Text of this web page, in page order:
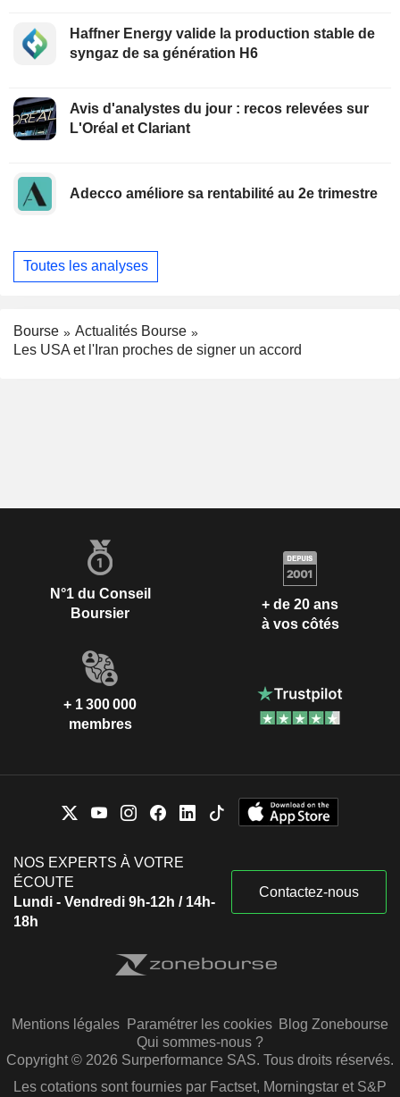
Haffner Energy valide la production stable de
syngaz de sa génération H6
Avis d'analystes du jour : recos relevées sur
L'Oréal et Clariant
Adecco améliore sa rentabilité au 2e trimestre
Toutes les analyses
Bourse
Actualités Bourse
Les USA et l'Iran proches de signer un accord
N°1 du Conseil
Boursier
+ de 20 ans
à vos côtés
+ 1 300 000
membres
NOS EXPERTS À VOTRE
ÉCOUTE
Lundi - Vendredi 9h-12h / 14h-
18h
Contactez-nous
Mentions légales Paramétrer les cookies Blog Zonebourse
Qui sommes-nous ?
Copyright © 2026 Surperformance SAS. Tous droits réservés.
Les cotations sont fournies par Factset, Morningstar et S&P